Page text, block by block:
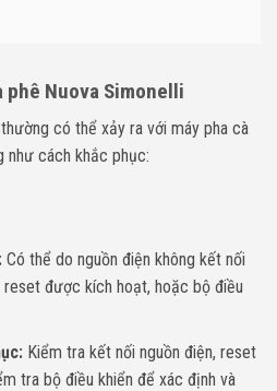
phê Nuova Simonelli
có thể xảy ra với máy pha cà
như cách khắc phục:
Có thể do nguồn điện không kết nối
reset được kích hoạt, hoặc bộ điều
Kiểm tra kết nối nguồn điện, reset
tra bộ điều khiển để xác định và